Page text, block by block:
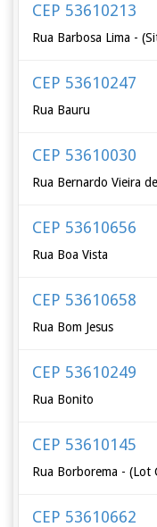
CEP 53610213
Rua Barbosa Lima -
CEP 53610247
Rua Bauru
CEP 53610030
Rua Bernardo Vieira
CEP 53610656
Rua Boa Vista
CEP 53610658
Rua Bom Jesus
CEP 53610249
Rua Bonito
CEP 53610145
Rua Borborema - (Lot
CEP 53610662